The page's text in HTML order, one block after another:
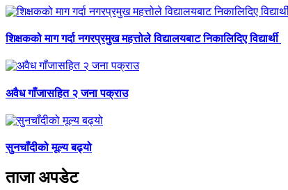
शिक्षकको माग गर्दा नगरप्रमुख महत्तोले विद्यालयबाट निकालिदिए विद्यार्थी
अवैध गाँजासहित २ जना पक्राउ
सुनचाँदीको मूल्य बढ्यो
ताजा अपडेट